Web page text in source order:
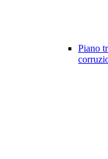
Piano